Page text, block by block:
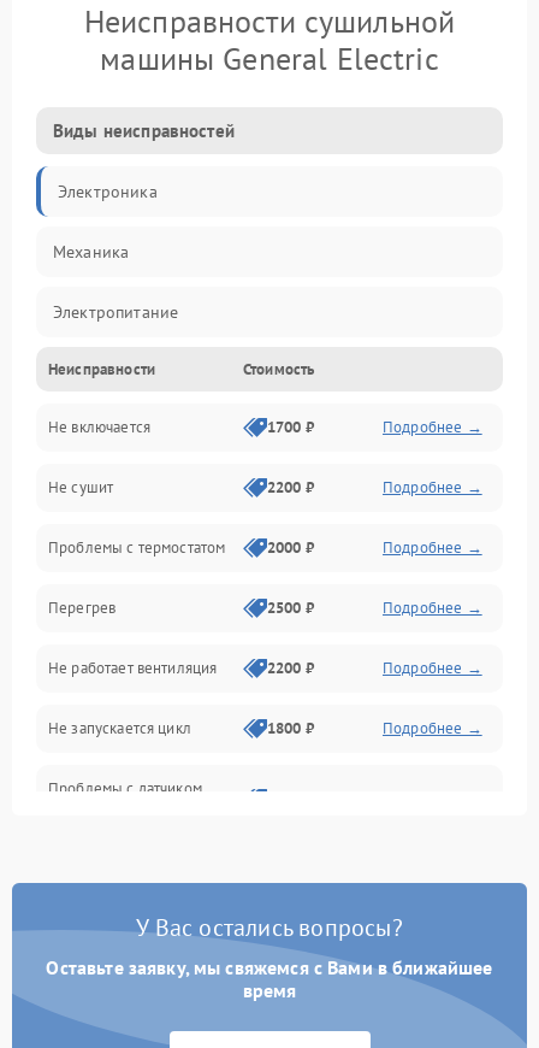
Неисправности сушильной
машины General Electric
Виды неисправностей
Электроника
Механика
Электропитание
Нагрев
Механические повреждения
Оптика
Программное обеспечение
Датчики
Безопасность
Неисправности Стоимость
Не включается 1700 ₽ Подробнее →
Не сушит 2200 ₽ Подробнее →
Проблемы с термостатом 2000 ₽ Подробнее →
Перегрев 2500 ₽ Подробнее →
Не работает вентиляция 2200 ₽ Подробнее →
Не запускается цикл 1800 ₽ Подробнее →
Проблемы с датчиком
Проблемы с блоком
1800 ₽ Подробнее →
Не завершает программу Подробнее →
У Вас остались вопросы?
Оставьте заявку, мы свяжемся с Вами в ближайшее
время